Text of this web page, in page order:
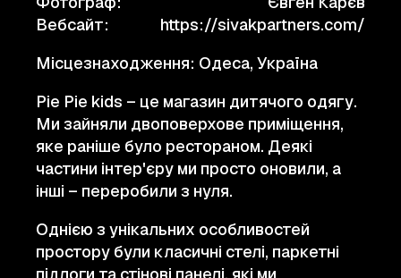
Вебсайт:
https://sivakpartners.com/
Місцезнаходження: Одеса, Україна
Pie Pie kids – це магазин дитячого одягу.
Ми зайняли двоповерхове приміщення,
яке раніше було рестораном. Деякі
частини інтер'єру ми просто оновили, а
інші – переробили з нуля.
Однією з унікальних особливостей
простору були класичні стелі, паркетні